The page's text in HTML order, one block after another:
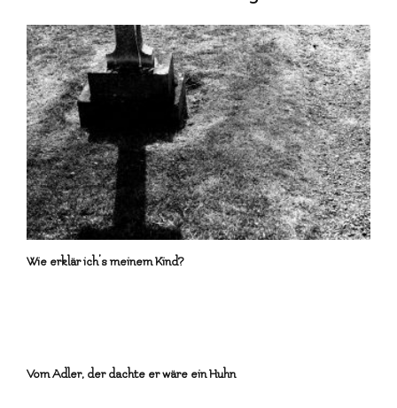
Wie erklär ich’s meinem Kind?
Vom Adler, der dachte er wäre ein Huhn